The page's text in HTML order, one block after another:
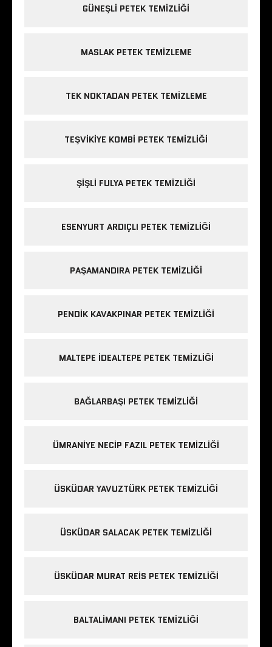
GÜNEŞLI PETEK TEMIZLIĞI
MASLAK PETEK TEMIZLEME
TEK NOKTADAN PETEK TEMIZLEME
TEŞVIKIYE KOMBI PETEK TEMIZLIĞI
ŞIŞLI FULYA PETEK TEMIZLIĞI
ESENYURT ARDIÇLI PETEK TEMIZLIĞI
PAŞAMANDIRA PETEK TEMIZLIĞI
PENDIK KAVAKPINAR PETEK TEMIZLIĞI
MALTEPE IDEALTEPE PETEK TEMIZLIĞI
BAĞLARBAŞI PETEK TEMIZLIĞI
ÜMRANIYE NECIP FAZIL PETEK TEMIZLIĞI
ÜSKÜDAR YAVUZTÜRK PETEK TEMIZLIĞI
ÜSKÜDAR SALACAK PETEK TEMIZLIĞI
ÜSKÜDAR MURAT REIS PETEK TEMIZLIĞI
BALTALIMANI PETEK TEMIZLIĞI